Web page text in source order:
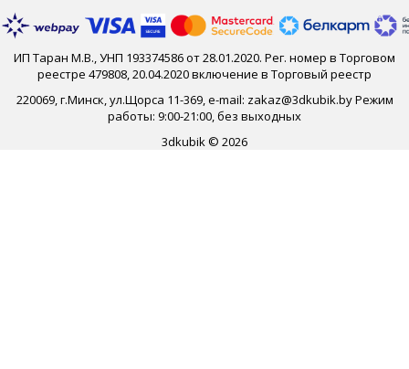
ИП Таран М.В., УНП 193374586 от 28.01.2020. Рег. номер в Торговом
реестре 479808, 20.04.2020 включение в Торговый реестр
220069, г.Минск, ул.Щорса 11-369, e-mail: zakaz@3dkubik.by Режим
работы: 9:00-21:00, без выходных
3dkubik © 2026